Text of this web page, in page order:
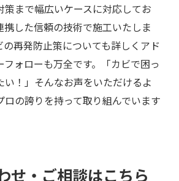
まで幅広いケースに対応してお
携した信頼の技術で施工いたしま
再発防止策についても詳しくアド
ォローも万全です。「カビで困っ
い！」そんなお声をいただけるよ
ロの誇りを持って取り組んでいます
せ・ご相談はこちら